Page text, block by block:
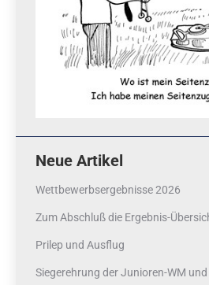
Neue Artikel
Wettbewerbsergebnisse 2026
Zum Abschluß die Ergebnis-
Prilep und Ausflug
Siegerehrung der Junioren-WM und